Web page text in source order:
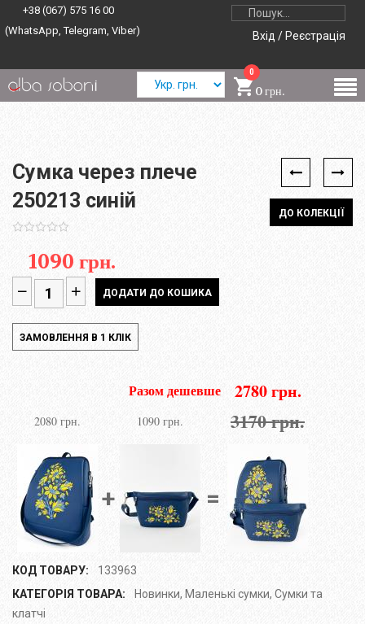
+38 (067) 575 16 00
(WhatsApp, Telegram, Viber)
Вхід / Реєстрація
0
0 грн.
ДО КОЛЕКЦІЇ
Сумка через плече
250213 синій
1090 грн.
Разом дешевше 2780 грн.
2080 грн. 1090 грн. 3170 грн.
+ =
КОД ТОВАРУ:
133963
КАТЕГОРІЯ ТОВАРА:
Новинки, Маленькі сумки, Сумки та
клатчі